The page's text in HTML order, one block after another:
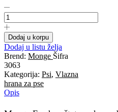
Monge
pašteta
sa
komadićima
govedine
za
odrasle
pse
85gr
(grain
Dodaj u korpu
Dodaj u listu želja
Brend: Monge Šifra
3063
Kategorija: Psi, Vlazna
hrana za pse
Opis